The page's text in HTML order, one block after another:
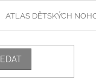
ATLAS DĚTSKÝCH